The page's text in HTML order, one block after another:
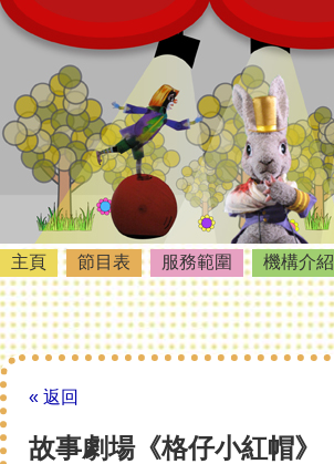
主頁 節目表 服務範圍 機構介紹
« 返回
故事劇場《格仔小紅帽》